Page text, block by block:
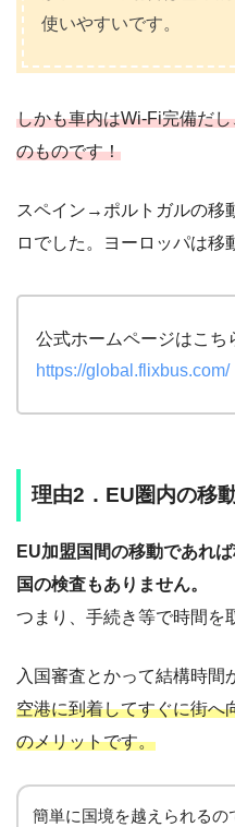
使いやすいです。
しかも車内はWi-Fi完備だ
のものです！
スペイン→ポルトガルの移
ロでした。ヨーロッパは移
公式ホームページはこち
https://global.flixbus.com/
理由2．EU圏内の移
EU加盟国間の移動であれ
国の検査もありません。
つまり、手続き等で時間を
入国審査とかって結構時間
空港に到着してすぐに街へ
のメリットです。
簡単に国境を越えられるの